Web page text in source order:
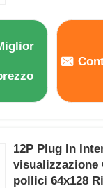
12P Plug In
visualizzazione
pollici 64x128